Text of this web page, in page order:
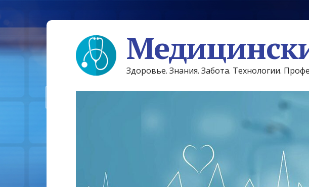
Здоровье. Знания. Забота. Технологии.